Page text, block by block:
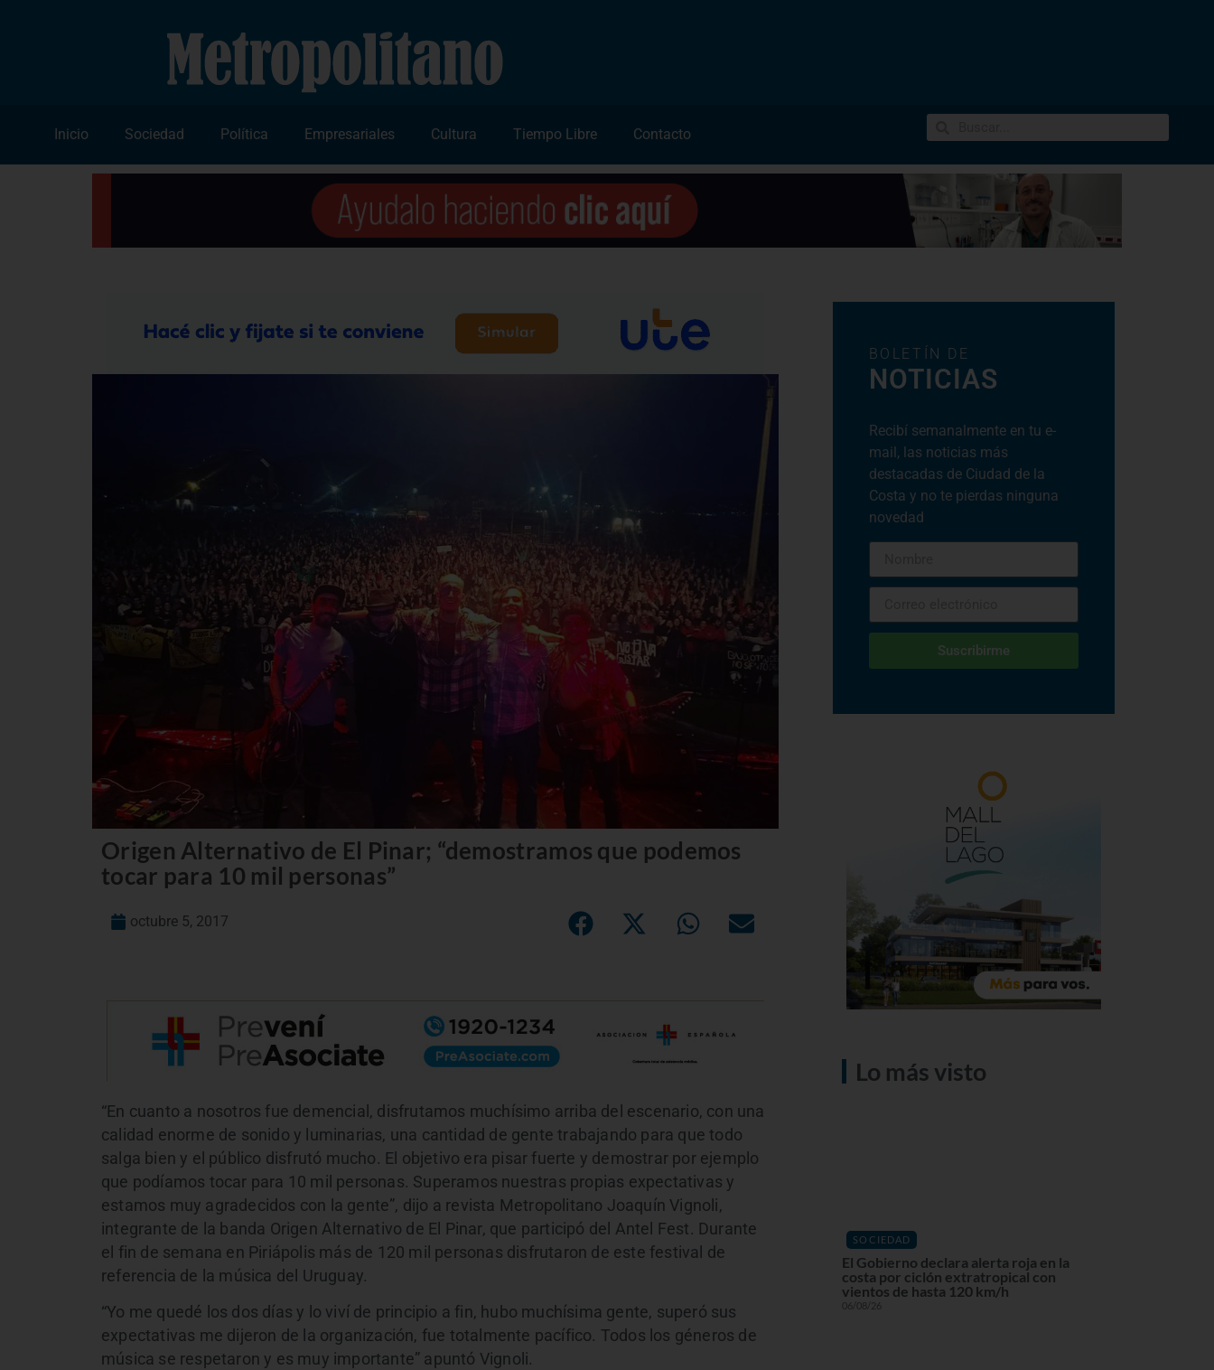
Inicio Sociedad Política Empresariales Cultura Tiempo Libre Contacto
Origen Alternativo de El Pinar; “demostramos que podemos
tocar para 10 mil personas”
octubre 5, 2017
“En cuanto a nosotros fue demencial, disfrutamos muchísimo arriba del escenario, con una
calidad enorme de sonido y luminarias, una cantidad de gente trabajando para que todo
salga bien y el público disfrutó mucho. El objetivo era pisar fuerte y demostrar por ejemplo
que podíamos tocar para 10 mil personas. Superamos nuestras propias expectativas y
estamos muy agradecidos con la gente”, dijo a revista Metropolitano Joaquín Vignoli,
integrante de la banda Origen Alternativo de El Pinar, que participó del Antel Fest. Durante
el fin de semana en Piriápolis más de 120 mil personas disfrutaron de este festival de
referencia de la música del Uruguay.
“Yo me quedé los dos días y lo viví de principio a fin, hubo muchísima gente, superó sus
expectativas me dijeron de la organización, fue totalmente pacífico. Todos los géneros de
música se respetaron y es muy importante” apuntó Vignoli.
BOLETÍN DE
NOTICIAS
Recibí semanalmente en tu e-
mail, las noticias más
destacadas de Ciudad de la
Costa y no te pierdas ninguna
novedad
Suscribirme
Lo más visto
SOCIEDAD
El Gobierno declara alerta roja en la
costa por ciclón extratropical con
vientos de hasta 120 km/h
06/08/26